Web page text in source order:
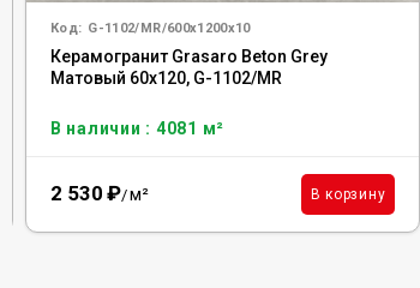
Код: G-1102/MR/600x1200x10
Керамогранит Grasaro Beton Grey
Матовый 60x120, G-1102/MR
В наличии : 4081 м²
2 530 ₽/м² В корзину